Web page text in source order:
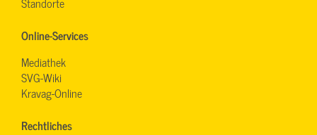
Online-Services
Mediathek
SVG-Wiki
Kravag-Online
Rechtliches